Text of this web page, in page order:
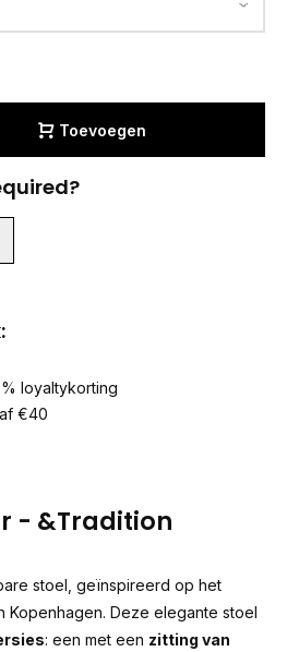
Toevoegen
loyaltykorting
€40
- &Tradition
stoel, geïnspireerd op het
Kopenhagen. Deze elegante stoel
: een met een zitting van